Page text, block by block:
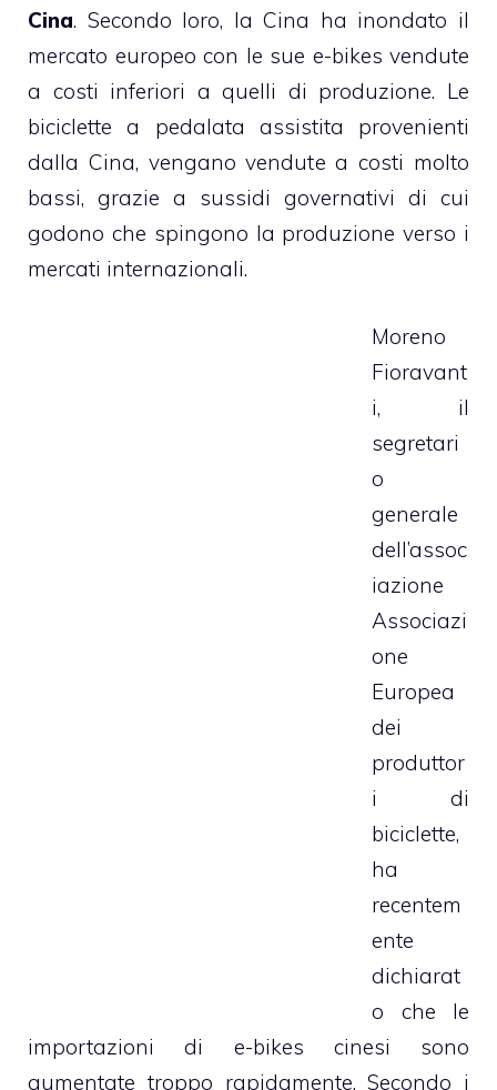
Cina. Secondo loro, la Cina ha inondato il
mercato europeo con le sue e-bikes vendute
a costi inferiori a quelli di produzione. Le
biciclette a pedalata assistita provenienti
dalla Cina, vengano vendute a costi molto
bassi, grazie a sussidi governativi di cui
godono che spingono la produzione verso i
mercati internazionali.
Moreno
Fioravant
i, il
segretari
o
generale
dell’assoc
iazione
Associazi
one
Europea
dei
produttor
i di
biciclette,
ha
recentem
ente
dichiarat
o che le
importazioni di e-bikes cinesi sono
aumentate troppo rapidamente. Secondo i